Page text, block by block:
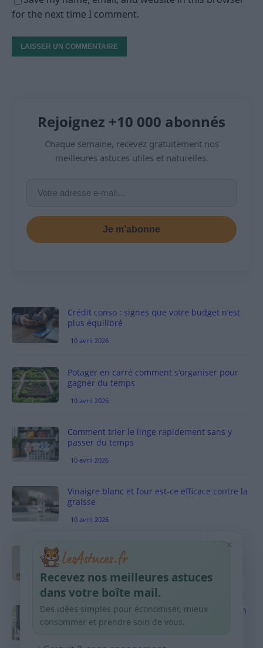
for the next time I comment.
Rejoignez +10 000 abonnés
Chaque semaine, recevez gratuitement nos
meilleures astuces utiles et naturelles.
Je m’abonne
Crédit conso : signes que votre budget n’est
plus équilibré
10 avril 2026
Potager en carré comment s’organiser pour
gagner du temps
10 avril 2026
Comment trier le linge rapidement sans y
passer du temps
10 avril 2026
Vinaigre blanc et four est-ce efficace contre la
graisse
10 avril 2026
Taches pigmentaires : routine simple +
habitudes qui aident
9 avril 2026
Produits ménagers : comment économiser en
courses sans acheter 10 sprays
×
Recevez nos meilleures astuces
dans votre boîte mail.
Des idées simples pour économiser, mieux
consommer et prendre soin de vous.